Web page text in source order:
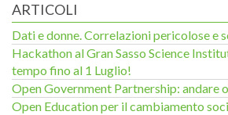
ARTICOLI
Dati e donne. Correlazioni pericolose
Hackathon al Gran Sasso Science
tempo fino al 1 Luglio!
Open Government Partnership: andare
Open Education per il cambiamento